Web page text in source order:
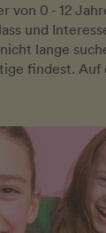
von 0 - 12
und
lange
findest.